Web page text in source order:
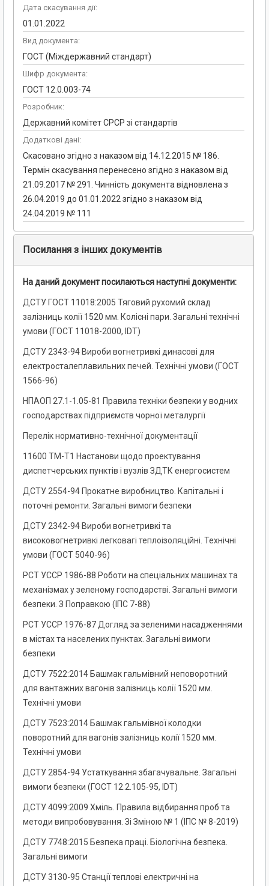
Дата скасування дії:
01.01.2022
Вид документа:
ГОСТ (Міждержавний стандарт)
Шифр документа:
ГОСТ 12.0.003-74
Розробник:
Державний комітет СРСР зі стандартів
Додаткові дані:
Скасовано згідно з наказом від 14.12.2015 № 186.
Термін скасування перенесено згідно з наказом від
21.09.2017 № 291. Чинність документа відновлена з
26.04.2019 до 01.01.2022 згідно з наказом від
24.04.2019 № 111
Посилання з інших документів
На даний документ посилаються наступні документи:
ДСТУ ГОСТ 11018:2005 Тяговий рухомий склад
залізниць колії 1520 мм. Колісні пари. Загальні технічні
умови (ГОСТ 11018-2000, IDT)
ДСТУ 2343-94 Вироби вогнетривкі динасові для
електросталеплавильних печей. Технічні умови (ГОСТ
1566-96)
НПАОП 27.1-1.05-81 Правила техніки безпеки у водних
господарствах підприємств чорної металургії
Перелік нормативно-технічної документації
11600 ТМ-Т1 Настанови щодо проектування
диспетчерських пунктів і вузлів ЗДТК енергосистем
ДСТУ 2554-94 Прокатне виробництво. Капітальні і
поточні ремонти. Загальні вимоги безпеки
ДСТУ 2342-94 Вироби вогнетривкі та
високовогнетривкі легковагі теплоізоляційні. Технічні
умови (ГОСТ 5040-96)
РСТ УССР 1986-88 Роботи на спеціальних машинах та
механізмах у зеленому господарстві. Загальні вимоги
безпеки. З Поправкою (ІПС 7-88)
РСТ УССР 1976-87 Догляд за зеленими насадженнями
в містах та населених пунктах. Загальні вимоги
безпеки
ДСТУ 7522:2014 Башмак гальмівний неповоротний
для вантажних вагонів залізниць колії 1520 мм.
Технічні умови
ДСТУ 7523:2014 Башмак гальмівної колодки
поворотний для вагонів залізниць колії 1520 мм.
Технічні умови
ДСТУ 2854-94 Устаткування збагачувальне. Загальні
вимоги безпеки (ГОСТ 12.2.105-95, IDT)
ДСТУ 4099:2009 Хміль. Правила відбирання проб та
методи випробовування. Зі Зміною № 1 (ІПС № 8-2019)
ДСТУ 7748:2015 Безпека праці. Біологічна безпека.
Загальні вимоги
ДСТУ 3130-95 Станції теплові електричні на